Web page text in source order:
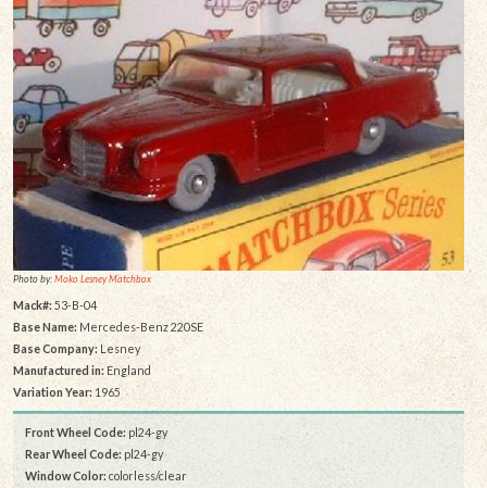
Photo by:Moko Lesney Matchbox
Mack#: 53-B-04
Base Name: Mercedes-Benz 220SE
Base Company:Lesney
Manufactured in:England
Variation Year: 1965
Front Wheel Code: pl24-gy
Rear Wheel Code: pl24-gy
Window Color: colorless/clear